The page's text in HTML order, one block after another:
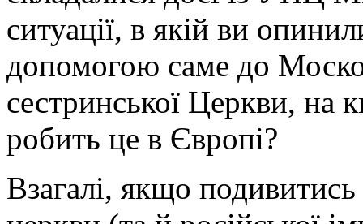
ситуації, в якій ви
допомогою саме до
сестринської Церкви, на
робить це в Європі?
Взагалі, якщо подивитись